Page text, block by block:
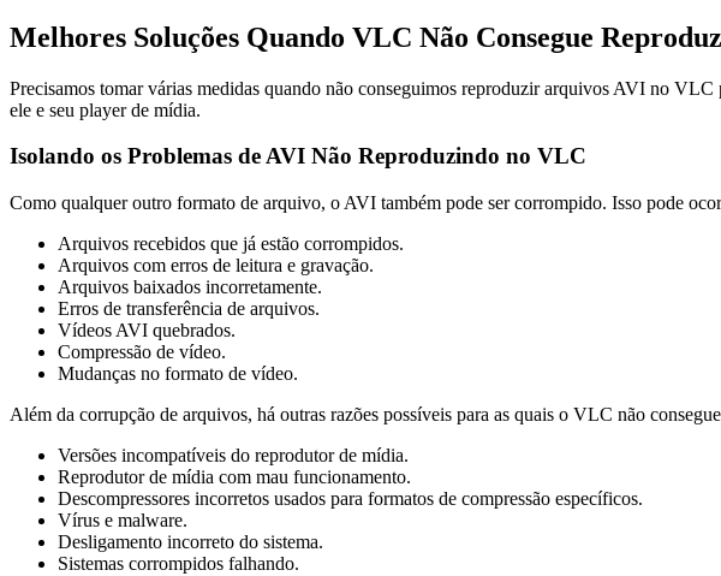
Melhores Soluções Quando VLC Não Consegue
Precisamos tomar várias medidas quando não conseguimos reproduzir arquivos AVI no
ele e seu player de mídia.
Isolando os Problemas de AVI Não Reproduzindo no VLC
Como qualquer outro formato de arquivo, o AVI também pode ser corrompido. Isso pode
Arquivos recebidos que já estão corrompidos.
Arquivos com erros de leitura e gravação.
Arquivos baixados incorretamente.
Erros de transferência de arquivos.
Vídeos AVI quebrados.
Compressão de vídeo.
Mudanças no formato de vídeo.
Além da corrupção de arquivos, há outras razões possíveis para as quais o VLC não
Versões incompatíveis do reprodutor de mídia.
Reprodutor de mídia com mau funcionamento.
Descompressores incorretos usados para formatos de compressão específicos.
Vírus e malware.
Desligamento incorreto do sistema.
Sistemas corrompidos falhando.